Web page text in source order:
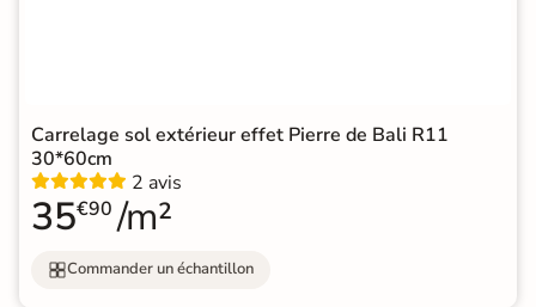
Carrelage sol extérieur effet Pierre de Bali R11
30*60cm
2 avis
35€90 /m²
Commander un échantillon